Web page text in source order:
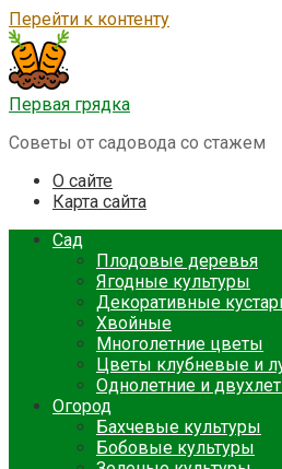
Перейти к контенту
Первая грядка
Советы от садовода со стажем
О сайте
Карта сайта
Сад
Плодовые деревья
Ягодные культуры
Декоративные
Хвойные
Многолетние цветы
Цветы клубневые и
Однолетние и
Огород
Бахчевые культуры
Бобовые культуры